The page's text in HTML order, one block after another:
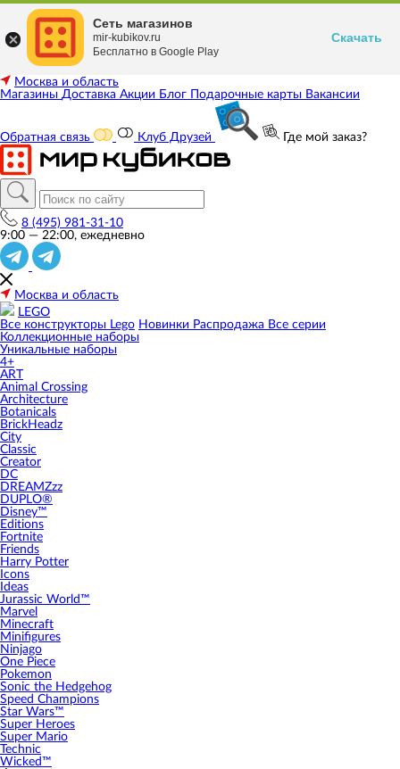
Москва и область
Магазины Доставка Акции Блог Подарочные карты Вакансии
Обратная связь Клуб Друзей Где мой заказ?
8 (495) 981-31-10
9:00 — 22:00, ежедневно
Москва и область
LEGO
Все конструкторы Lego Новинки Распродажа Все серии
Коллекционные наборы
Уникальные наборы
4+
ART
Animal Crossing
Architecture
Botanicals
BrickHeadz
City
Classic
Creator
DC
DREAMZzz
DUPLO®
Disney™
Editions
Fortnite
Friends
Harry Potter
Icons
Ideas
Jurassic World™
Marvel
Minecraft
Minifigures
Ninjago
One Piece
Pokemon
Sonic the Hedgehog
Speed Champions
Star Wars™
Super Heroes
Super Mario
Technic
Wicked™
Сеть магазинов
mir-kubikov.ru
Бесплатно в Google Play
Скачать